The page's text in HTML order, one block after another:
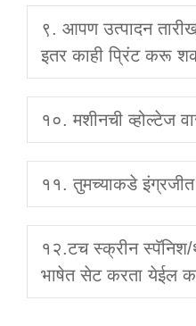
९. आपण उत्पादन
इतर काही प्रिंट करू
१०. मशीनची व्होल्टेज
११. तुमच्याकडे
१२.टच स्क्रीन स्पॅनिश/
भाषेत सेट करता येईल